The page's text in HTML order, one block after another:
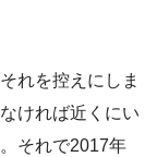
れを控えにしま
ければ近くにい
それで2017年